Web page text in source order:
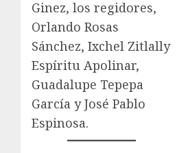
Ginez, los regidores,
Orlando Rosas
Sánchez, Ixchel Zitlally
Espíritu Apolinar,
Guadalupe Tepepa
García y José Pablo
Espinosa.